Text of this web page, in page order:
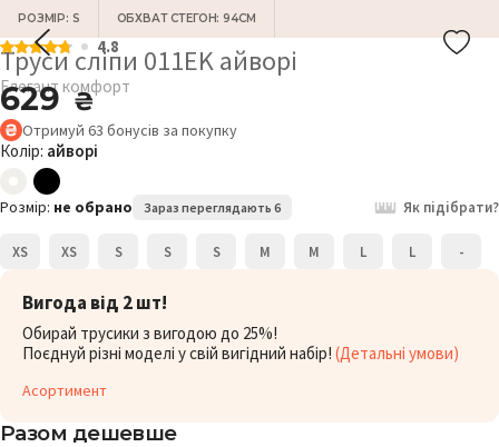
РОЗМІР: S ОБХВАТ СТЕГОН: 94СМ
4.8
Труси сліпи 011EK айворі
Елегант комфорт
629₴
Отримуй 63 бонусів за покупку
Колір: айворі
Розмір: не обрано Зараз переглядають 6 Як підібрати?
XS XS S S S M M L L -
Вигода від 2 шт!
Обирай трусики з вигодою до 25%!
Поєднуй різні моделі у свій вигідний набір! (Детальні умови)
Асортимент
Разом дешевше